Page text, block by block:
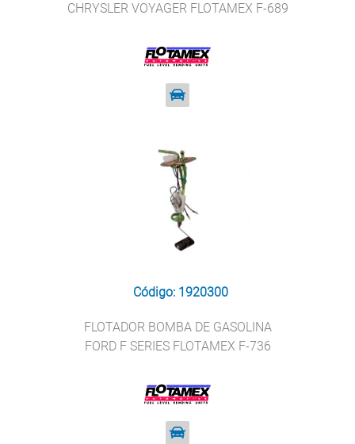
CHRYSLER VOYAGER FLOTAMEX F-689
Código: 1920300
FLOTADOR BOMBA DE GASOLINA
FORD F SERIES FLOTAMEX F-736